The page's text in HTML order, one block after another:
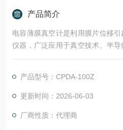
产品简介
电容薄膜真空计是利用膜片位移
仪器，广泛应用于真空技术、半导
于仪器性能易受环境、安装方式
产品型号：CPDA-100Z
更新时间：2026-06-03
厂商性质：代理商